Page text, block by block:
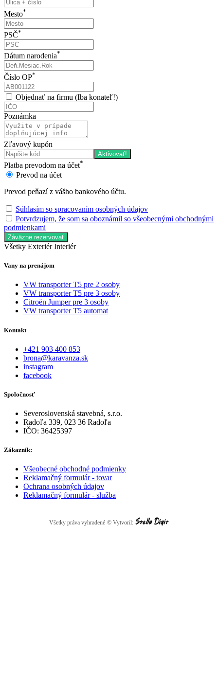
Mesto*
PSČ*
Dátum narodenia*
Číslo OP*
Objednať na firmu (Iba konateľ!)
Poznámka
Zľavový kupón
Aktivovať!
Platba prevodom na účet*
Prevod na účet
Prevod peňazí z vášho bankového účtu.
Súhlasím so spracovaním osobných údajov
Potvrdzujem, že som sa oboznámil so všeobecnými obchodnými
podmienkami
Záväzne rezervovať
Všetky ExteriérInteriér
Vany na prenájom
VW transporter T5 pre 2 osoby
VW transporter T5 pre 3 osoby
Citroën Jumper pre 3 osoby
VW transporter T5 automat
Kontakt
+421 903 400 853
brona@karavanza.sk
instagram
facebook
Spoločnosť
Severoslovenská stavebná, s.r.o.
Radoľa 339, 023 36 Radoľa
IČO: 36425397
Zákazník:
Všeobecné obchodné podmienky
Reklamačný formulár - tovar
Ochrana osobných údajov
Reklamačný formulár - služba
Všetky práva vyhradené © Vytvoril: